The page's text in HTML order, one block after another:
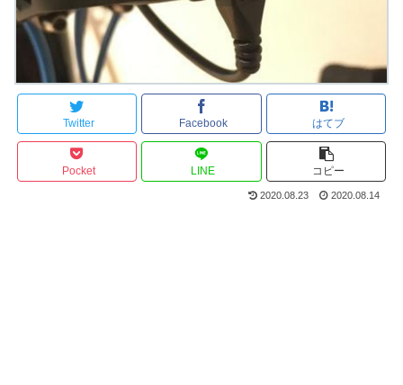
Twitter Facebook はてブ
Pocket LINE コピー
2020.08.23 2020.08.14